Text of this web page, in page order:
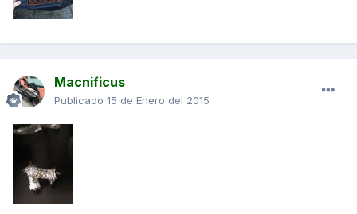
Macnificus
Publicado 15 de Enero del 2015